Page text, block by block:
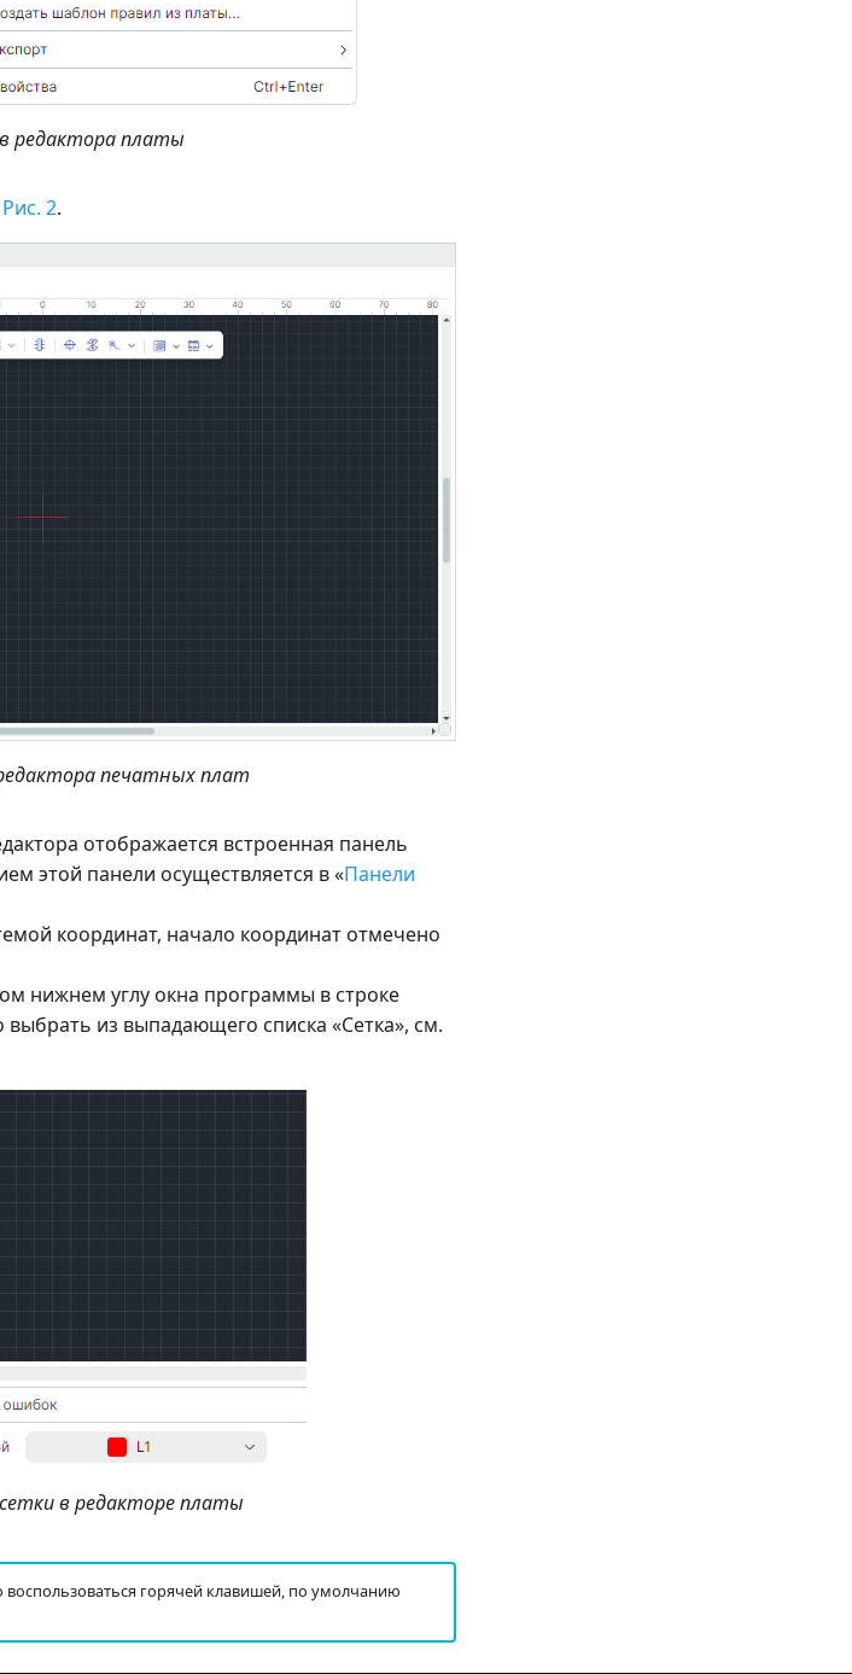
редактора платы
Рис. 2.
печатных плат
отображается встроенная панель
этой панели осуществляется в «Панели
координат, начало координат отмечено
нижнем углу окна программы в строке
из выпадающего списка «Сетка», см.
в редакторе платы
горячей клавишей, по умолчанию